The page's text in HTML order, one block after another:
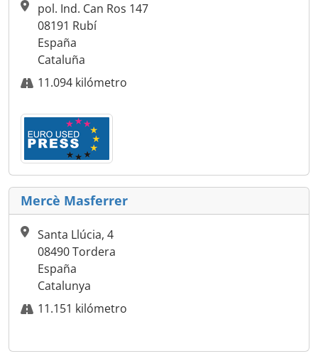
pol. Ind. Can Ros 147
08191 Rubí
España
Cataluña
11.094 kilómetro
Mercè Masferrer
Santa Llúcia, 4
08490 Tordera
España
Catalunya
11.151 kilómetro